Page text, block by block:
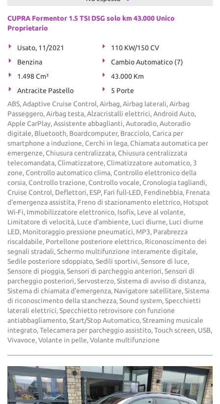
CUPRA Formentor 1.5 TSI DSG solo km 43.000 Unico
Proprietario
Usato, 11/2021
110 KW/150 CV
Benzina
Cambio Automatico (7)
1.498 Cm³
43.000 Km
Antracite Pastello
5 Porte
ABS, Adaptive Cruise Control, Airbag, Airbag laterali, Airbag
Passeggero, Airbag testa, Alzacristalli elettrici, Android Auto,
Apple CarPlay, Assistente abbaglianti, Autoradio, Autoradio
digitale, Bluetooth, Boardcomputer, Bracciolo, Carica per
smartphone a induzione, Cerchi in lega, Chiamata automatica per
emergenze, Chiusura centralizzata, Chiusura centralizzata
telecomandata, Climatizzatore, Climatizzatore automatico, 3
zone, Controllo automatico clima, Controllo elettronico della
corsia, Controllo trazione, Controllo vocale, Cronologia tagliandi,
Cruise Control, Deflettori, ESP, Fari full-LED, Fendinebbia, Frenata
d'emergenza assistita, Freno di stazionamento elettrico, Hotspot
Wi-Fi, Immobilizzatore elettronico, Isofix, Leve al volante,
Limitatore di velocità, Luce d'ambiente, Luci diurne, Luci diurne
LED, Monitoraggio pressione pneumatici, MP3, Parabrezza
riscaldabile, Portellone posteriore elettrico, Riconoscimento dei
segnali stradali, Schermo multifunzione interamente digitale,
Sedile posteriore sdoppiato, Sedili sportivi, Sensore di luce,
Sensore di pioggia, Sensori di parcheggio anteriori, Sensori di
parcheggio posteriori, Servosterzo, Sistema di avviso di distanza,
Sistema di chiamata d'emergenza, Navigatore satellitare, Sistema
di riconoscimento della stanchezza, Sound system, Specchietti
laterali elettrici, Specchietto retrovisore con funzione
antiabbagliamento, Start/Stop Automatico, Streaming musicale
integrato, Telecamera per parcheggio assistito, Touch screen, USB,
Vivavoce, Volante in pelle, Volante multifunzione